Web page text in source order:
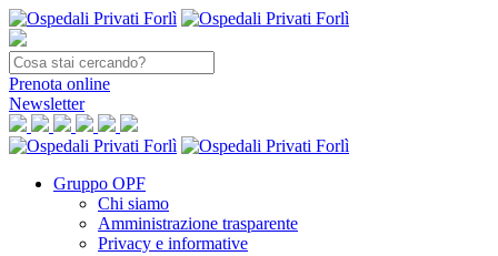
Prenota online
Newsletter
Gruppo OPF
Chi siamo
Amministrazione trasparente
Privacy e informative